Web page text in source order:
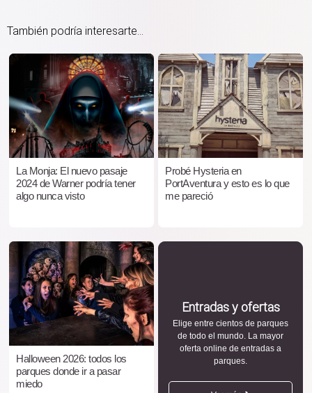
También podría interesarte...
La Monja: El nuevo pasaje
2024 de Warner podría tener
algo nunca visto
Probé Hysteria en
PortAventura y esto es lo que
me pareció
Halloween 2026: todos los
parques donde ir a pasar
miedo
Entradas y ofertas
Elige entre cientos de parques
de todo el mundo. La mayor
oferta online de entradas a
parques.